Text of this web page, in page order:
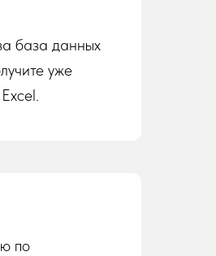
база данных
уже
по